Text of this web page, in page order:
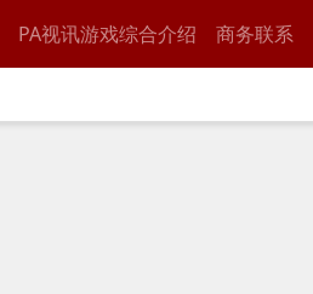
PA视讯游戏综合介绍 商务联系